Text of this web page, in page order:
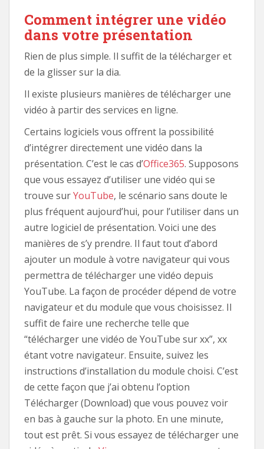
Comment intégrer une vidéo
dans votre présentation
Rien de plus simple. Il suffit de la télécharger et
de la glisser sur la dia.
Il existe plusieurs manières de télécharger une
vidéo à partir des services en ligne.
Certains logiciels vous offrent la possibilité
d’intégrer directement une vidéo dans la
présentation. C’est le cas d’Office365. Supposons
que vous essayez d’utiliser une vidéo qui se
trouve surYouTube, le scénario sans doute le
plus fréquent aujourd’hui, pour l’utiliser dans un
autre logiciel de présentation. Voici une des
manières de s’y prendre. Il faut tout d’abord
ajouter un module à votre navigateur qui vous
permettra de télécharger une vidéo depuis
YouTube. La façon de procéder dépend de votre
navigateur et du module que vous choisissez. Il
suffit de faire une recherche telle que
“télécharger une vidéo de YouTube sur xx”, xx
étant votre navigateur. Ensuite, suivez les
instructions d’installation du module choisi. C’est
de cette façon que j’ai obtenu l’option
Télécharger (Download) que vous pouvez voir
en bas à gauche sur la photo. En une minute,
tout est prêt. Si vous essayez de télécharger une